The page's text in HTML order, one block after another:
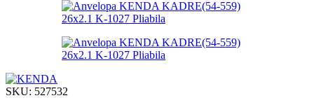
SKU: 527532